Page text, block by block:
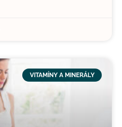
VITAMÍNY A MINERÁLY